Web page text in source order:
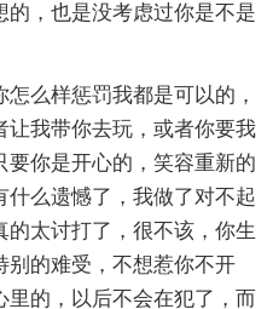
，也是没考虑过你是不是
么样惩罚我都是可以的，
让我带你去玩，或者你要我
你是开心的，笑容重新的
什么遗憾了，我做了对不起
太讨打了，很不该，你生
别的难受，不想惹你不开
里的，以后不会在犯了，而